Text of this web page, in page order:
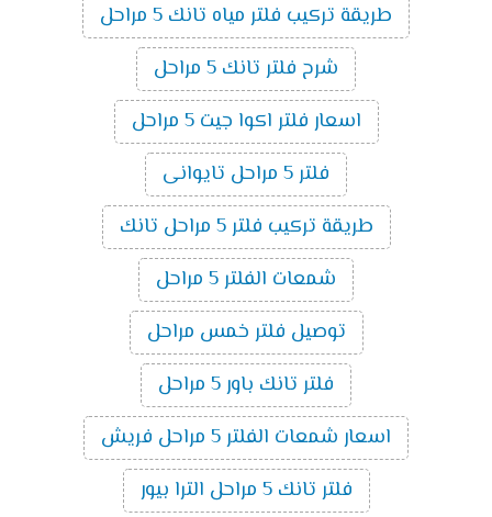
طريقة تركيب فلتر مياه تانك 5 مراحل
شرح فلتر تانك 5 مراحل
اسعار فلتر اكوا جيت 5 مراحل
فلتر 5 مراحل تايوانى
طريقة تركيب فلتر 5 مراحل تانك
شمعات الفلتر 5 مراحل
توصيل فلتر خمس مراحل
فلتر تانك باور 5 مراحل
اسعار شمعات الفلتر 5 مراحل فريش
فلتر تانك 5 مراحل الترا بيور